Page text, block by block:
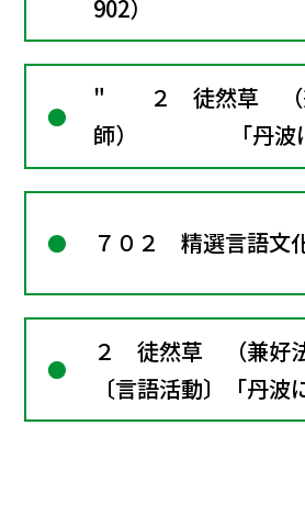
902）
" ２ 徒然草 （
師） 「丹波に
いふ所あり」「ある
日のころ〔言語活動
ど〔言語活動〕」"
７０２ 精選言語文
２ 徒然草 （兼好法
〔言語活動〕「丹波
いふ所あり」「ある